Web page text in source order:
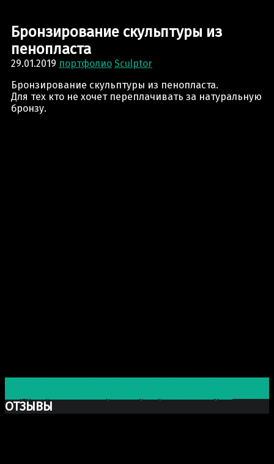
Бронзирование скульптуры из
пенопласта
29.01.2019 портфолио Sculptor
Бронзирование скульптуры из пенопласта.
Для тех кто не хочет переплачивать за натуральную
бронзу.
ОТЗЫВЫ